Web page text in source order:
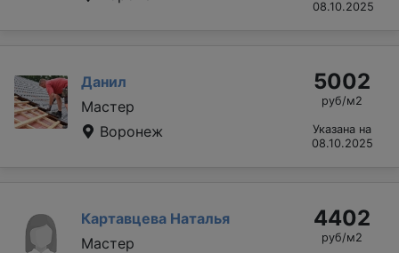
08.10.2025
Данил
Мастер
Воронеж
5002
руб/м2
Указана на
08.10.2025
Картавцева Наталья
Мастер
4402
руб/м2